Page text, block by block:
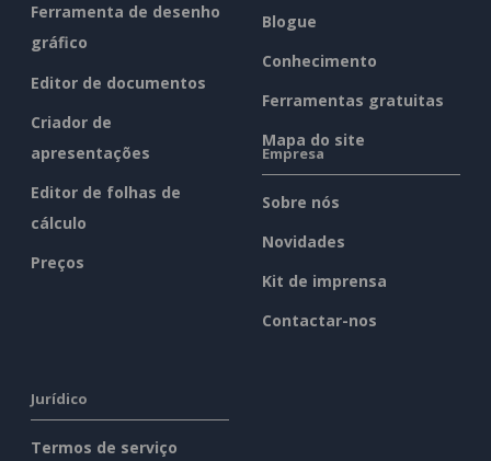
Ferramenta de desenho
gráfico
Editor de documentos
Criador de
apresentações
Editor de folhas de
cálculo
Preços
Blogue
Conhecimento
Ferramentas gratuitas
Mapa do site
Empresa
Sobre nós
Novidades
Kit de imprensa
Contactar-nos
Jurídico
Termos de serviço